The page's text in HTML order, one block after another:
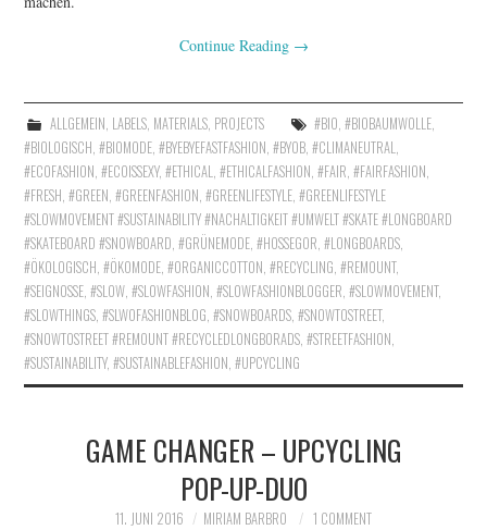
Continue Reading →
ALLGEMEIN LABELS, MATERIALS, PROJECTS #BIO #BIOBAUMWOLLE,
#BIOLOGISCH ,#BIOMODE ,#BYEBYEFASTFASHION ,#BYOB ,#CLIMANEUTRAL
#ECOFASHION ,#ECOISSEXY,#ETHICAL ,#ETHICALFASHION ,#FAIR ,#FAIRFASHION
#FRESH ,#GREEN ,#GREENFASHION ,#GREENLIFESTYLE ,#GREENLIFESTYLE
#SLOWMOVEMENT #SUSTAINABILITY #NACHALTIGKEIT #UMWELT #SKATE #LONGBOARD
#SKATEBOARD #SNOWBOARD ,#GRÜNEMODE ,#HOSSEGOR ,#LONGBOARDS
#ÖKOLOGISCH ,#ÖKOMODE ,#ORGANICCOTTON ,#RECYCLING ,#REMOUNT,
#SEIGNOSSE ,#SLOW ,#SLOWFASHION ,#SLOWFASHIONBLOGGER ,#SLOWMOVEMENT,
#SLOWTHINGS ,#SLWOFASHIONBLOG ,#SNOWBOARDS ,#SNOWTOSTREET,
#SNOWTOSTREET #REMOUNT #RECYCLEDLONGBORADS ,#STREETFASHION
#SUSTAINABILITY,#SUSTAINABLEFASHION ,#UPCYCLING
GAME CHANGER – UPCYCLING
POP-UP-DUO
11. JUNI 2016 MIRIAM BARBRO 1 COMMENT